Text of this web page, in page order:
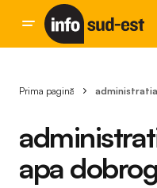
Prima pagină
apa